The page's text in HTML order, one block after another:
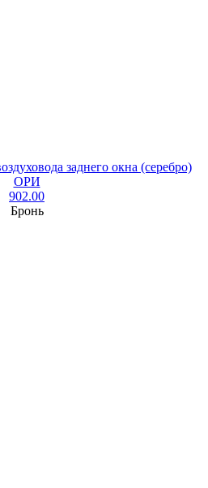
заднего окна (серебро)
ОРИ
902.00
Бронь